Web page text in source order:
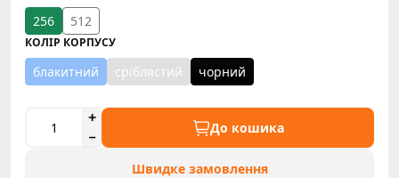
256 512
КОЛІР КОРПУСУ
блакитний сріблястий чорний
До кошика
Швидке замовлення